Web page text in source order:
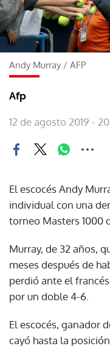
Andy Murray/ AFP
Afp
12 de agosto 2019 -
El escocés Andy
individual con una
torneo Masters 1000
Murray, de 32 años,
meses después de
perdió ante el
por un doble 4-6.
El escocés, ganador
cayó hasta la